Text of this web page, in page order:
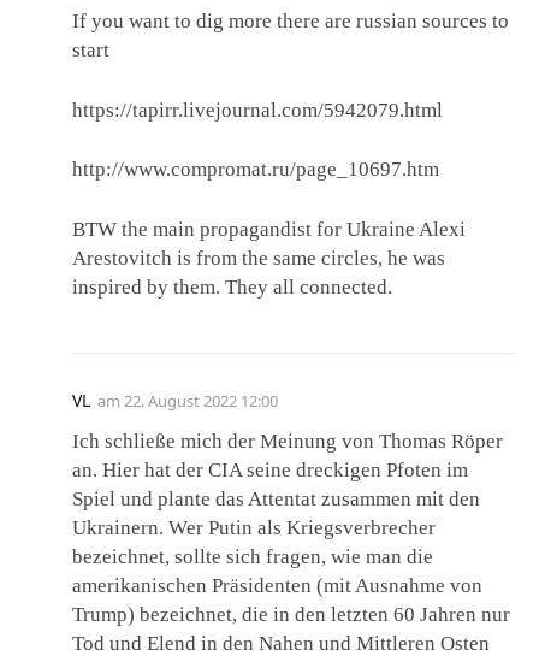
If you want to dig more there are russian sources to
start
https://tapirr.livejournal.com/5942079.html
http://www.compromat.ru/page_10697.htm
BTW the main propagandist for Ukraine Alexi
Arestovitch is from the same circles, he was
inspired by them. They all connected.
VL am 22. August 2022 12:00
Ich schließe mich der Meinung von Thomas Röper
an. Hier hat der CIA seine dreckigen Pfoten im
Spiel und plante das Attentat zusammen mit den
Ukrainern. Wer Putin als Kriegsverbrecher
bezeichnet, sollte sich fragen, wie man die
amerikanischen Präsidenten (mit Ausnahme von
Trump) bezeichnet, die in den letzten 60 Jahren nur
Tod und Elend in den Nahen und Mittleren Osten